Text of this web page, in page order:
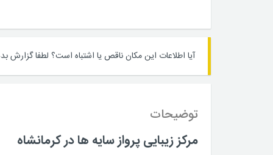
آیا اطلاعات این مکان ناقص یا اشتباه است؟ لطفا گزارش
توضیحات
مرکز زیبایی پرواز سایه ها در کرمانشاه